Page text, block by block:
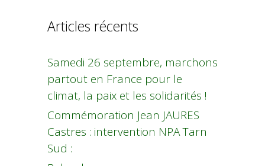
Articles récents
Samedi 26 septembre, marchons
partout en France pour le
climat, la paix et les solidarités !
Commémoration Jean JAURES
Castres : intervention NPA Tarn
Sud :